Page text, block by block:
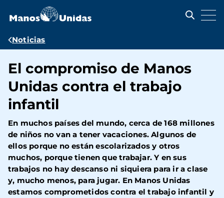
contenido
Ruta
navegación
Noticias
El compromiso de Manos
Unidas contra el trabajo
infantil
En muchos países del mundo, cerca de 168 millones
de niños no van a tener vacaciones. Algunos de
ellos porque no están escolarizados y otros
muchos, porque tienen que trabajar. Y en sus
trabajos no hay descanso ni siquiera para ir a clase
y, mucho menos, para jugar. En Manos Unidas
estamos comprometidos contra el trabajo infantil y